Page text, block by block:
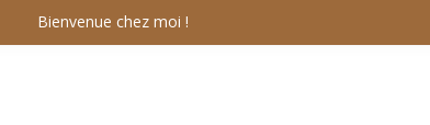
Bienvenue chez moi !